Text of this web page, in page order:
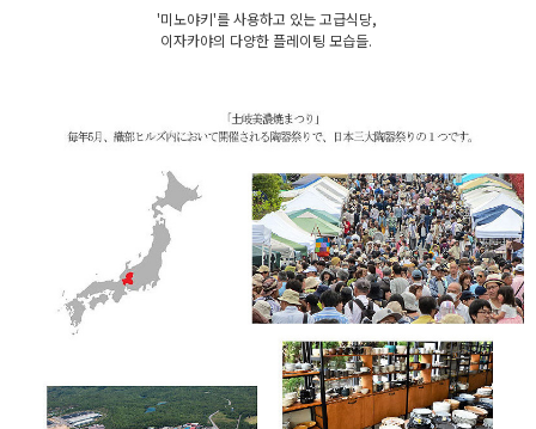
'미노야키'를 사용하고 있는 고급식당,
이자카야의 다양한 플레이팅 모습들.